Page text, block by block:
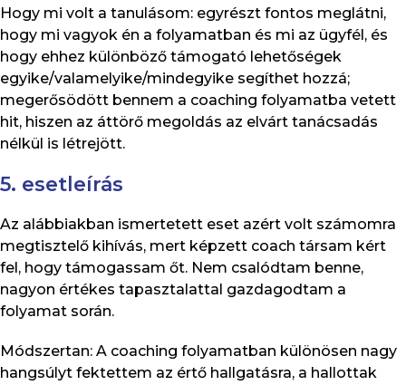
Hogy mi volt a tanulásom: egyrészt fontos meglátni,
hogy mi vagyok én a folyamatban és mi az ügyfél, és
hogy ehhez különböző támogató lehetőségek
egyike/valamelyike/mindegyike segíthet hozzá;
megerősödött bennem a coaching folyamatba vetett
hit, hiszen az áttörő megoldás az elvárt tanácsadás
nélkül is létrejött.
5. esetleírás
Az alábbiakban ismertetett eset azért volt számomra
megtisztelő kihívás, mert képzett coach társam kért
fel, hogy támogassam őt. Nem csalódtam benne,
nagyon értékes tapasztalattal gazdagodtam a
folyamat során.
Módszertan: A coaching folyamatban különösen nagy
hangsúlyt fektettem az értő hallgatásra, a hallottak